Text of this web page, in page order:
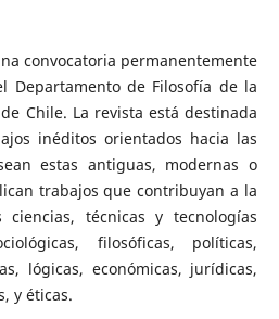
convocatoria permanentemente
Departamento de Filosofía de la
Chile. La revista está destinada
inéditos orientados hacia las
estas antiguas, modernas o
trabajos que contribuyan a la
técnicas y tecnologías
filosóficas, políticas,
lógicas, económicas, jurídicas,
y éticas.